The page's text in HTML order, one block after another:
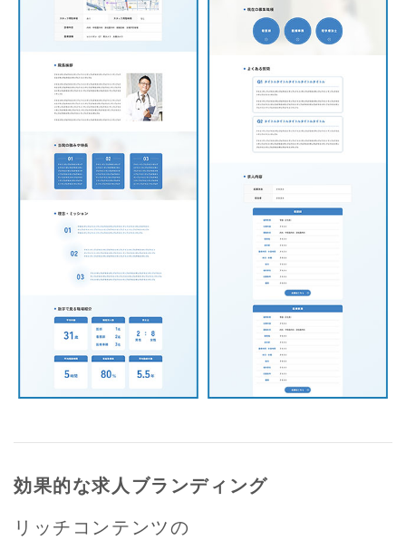
効果的な求人ブランディング
リッチコンテンツの